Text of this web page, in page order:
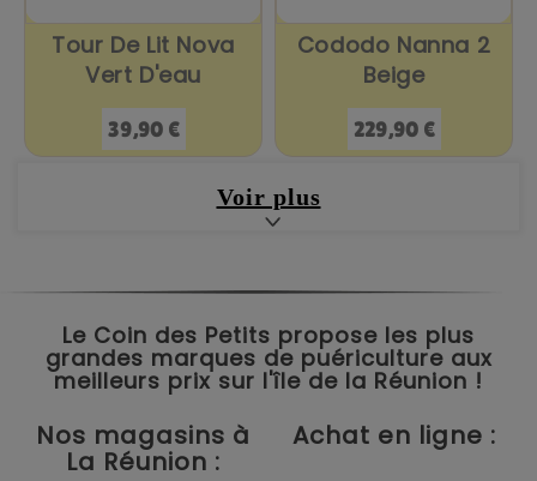
Tour De Lit Nova
Vert D'eau
Prix
39,90 €
Cododo Nanna 2
Beige
Prix
229,90 €
Voir plus
Le Coin des Petits propose les plus
grandes marques de puériculture aux
meilleurs prix sur l'île de la Réunion !
Nos magasins à
La Réunion :
Achat en ligne :